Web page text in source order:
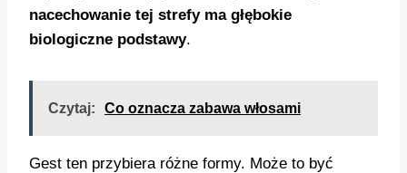
nacechowanie tej strefy ma głębokie
biologiczne podstawy.
Czytaj: Co oznacza zabawa włosami
Gest ten przybiera różne formy. Może to być